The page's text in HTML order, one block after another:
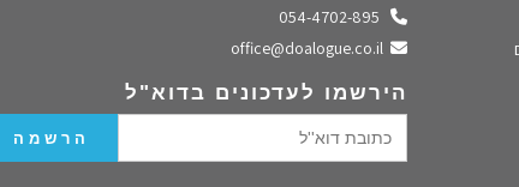
התקשרו אלינו
שלחו מייל
הירשמו לעדכונים בדוא"ל